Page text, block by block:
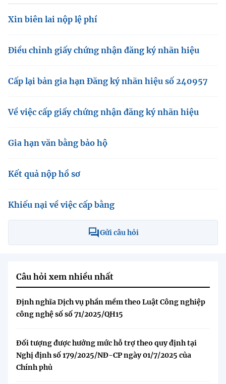
Xin biên lai nộp lệ phí
Điều chỉnh giấy chứng nhận đăng ký nhãn hiệu
Cấp lại bản gia hạn Đăng ký nhãn hiệu số 240957
Về việc cấp giấy chứng nhận đăng ký nhãn hiệu
Gia hạn văn bằng bảo hộ
Kết quả nộp hồ sơ
Khiếu nại về việc cấp bằng
Gửi câu hỏi
Câu hỏi xem nhiều nhất
Định nghĩa Dịch vụ phần mềm theo Luật Công nghiệp
công nghệ số số 71/2025/QH15
Đối tượng được hưởng mức hỗ trợ theo quy định tại
Nghị định số 179/2025/NĐ-CP ngày 01/7/2025 của
Chính phủ